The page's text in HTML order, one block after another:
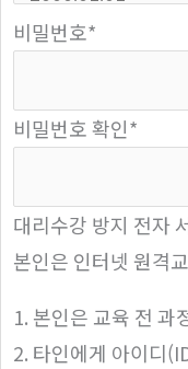
비밀번호*
비밀번호 확인*
대리수강 방지 전자
본인은 인터넷 원격
1. 본인은 교육 전 과
2. 타인에게 아이디